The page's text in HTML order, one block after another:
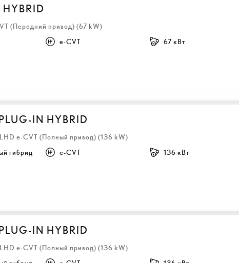
(Передний привод) (67 kW)
e-CVT 67 кВт
IN HYBRID
e-CVT (Полный привод) (136 kW)
гибрид e-CVT 136 кВт
IN HYBRID
e-CVT (Полный привод) (136 kW)